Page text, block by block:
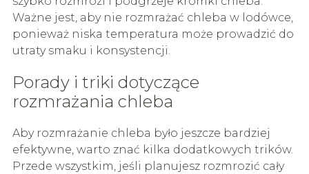
Ważne jest, aby nie rozmrażać chleba w lodówce,
ponieważ niska temperatura może prowadzić do
utraty smaku i konsystencji.
Porady i triki dotyczące
rozmrażania chleba
Aby rozmrażanie chleba było jeszcze bardziej
efektywne, warto znać kilka dodatkowych trików.
Przede wszystkim, jeśli planujesz rozmrozić cały